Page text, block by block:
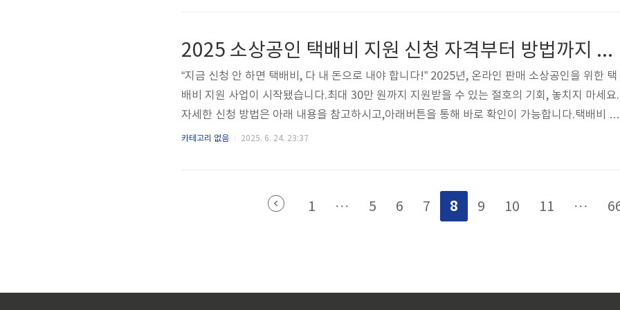
신고된 사업자자산 총액 일정 ..
2025 소상공인 택배비 지원 신청 자격부터 방법까지 총정리
“지금 신청 안 하면 택배비, 다 내 돈으로 내야 합니다!” 2025년, 온라인 판매 소상공인을 위한 택
배비 지원 사업이 시작됐습니다.최대 30만 원까지 지원받을 수 있는 절호의 기회, 놓치지 마세요.
자세한 신청 방법은 아래 내용을 참고하시고,아래버튼을 통해 바로 확인이 가능합니다.택배비 지
원 신청 바로가기👆️ 🚀 2025 소상공인 택배비 지원 개요2025년 정부는 온라인 판로를 개척하는
최대 300만원 한도 (택배비 실비 기준)지원항목: 택배비, 물류창고 입출고비, 특송비 등 🧾 지원
자격 요건사업자등록증 보유 (개..
카테고리 없음 2025. 6. 24. 23:37
1 ··· 5 6 7 8 9 10 11 ···